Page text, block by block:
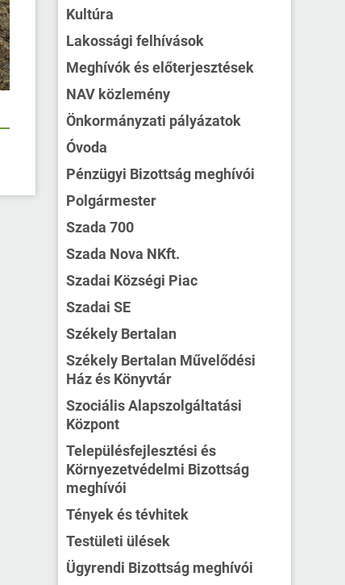
Kultúra
Lakossági felhívások
Meghívók és előterjesztések
NAV közlemény
Önkormányzati pályázatok
Óvoda
Pénzügyi Bizottság meghívói
Polgármester
Szada 700
Szada Nova NKft.
Szadai Községi Piac
Szadai SE
Székely Bertalan
Székely Bertalan Művelődési
Ház és Könyvtár
Szociális Alapszolgáltatási
Központ
Településfejlesztési és
Környezetvédelmi Bizottság
meghívói
Tények és tévhitek
Testületi ülések
Ügyrendi Bizottság meghívói